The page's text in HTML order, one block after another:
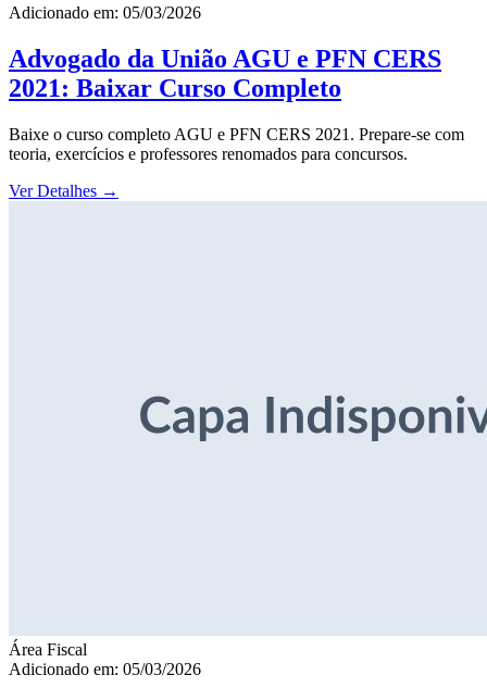
Adicionado em: 05/03/2026
Advogado da União AGU e PFN CERS
2021: Baixar Curso Completo
Baixe o curso completo AGU e PFN CERS 2021. Prepare-se com
teoria, exercícios e professores renomados para concursos.
Ver Detalhes →
Área Fiscal
Adicionado em: 05/03/2026